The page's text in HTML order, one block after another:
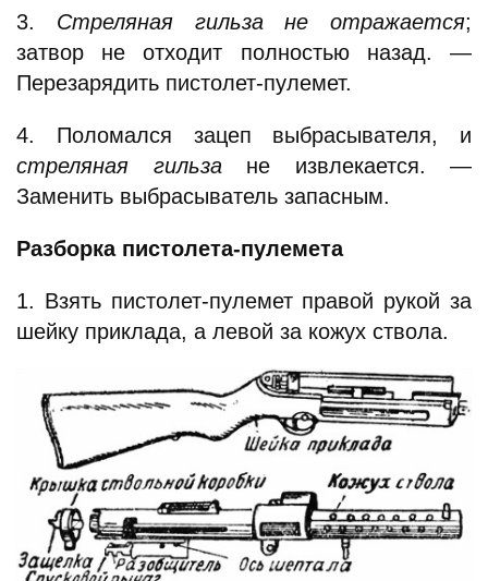
3. Стреляная гильза не отражается;
затвор не отходит полностью назад. —
Перезарядить пистолет-пулемет.
4. Поломался зацеп выбрасывателя, и
стреляная гильзане извлекается. —
Заменить выбрасыватель запасным.
Разборка пистолета-пулемета
1. Взять пистолет-пулемет правой рукой за
шейку приклада, а левой за кожух ствола.